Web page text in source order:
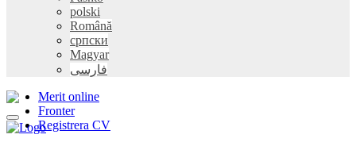
polski
Română
српски
Magyar
فارسی
Merit online
Fronter
Registrera CV